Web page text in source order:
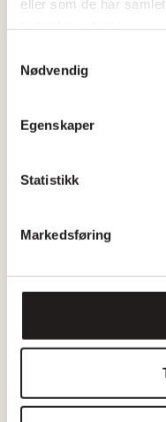
eller som de har
Nødvendig
Egenskaper
Statistikk
Markedsføring
*
Postnummer
Oppgaver
Være med
Ta bilder av
søppelet vi
søppel i